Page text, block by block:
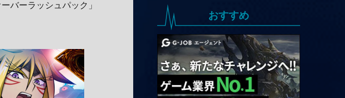
バーラッシュパック」
おすすめ